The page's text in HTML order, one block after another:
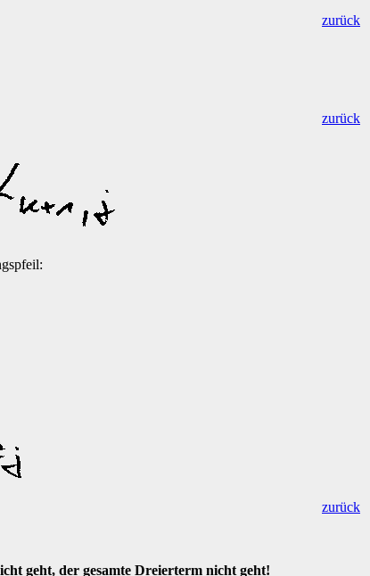
zurück
zurück
zurück
geht, der gesamte Dreierterm nicht geht!